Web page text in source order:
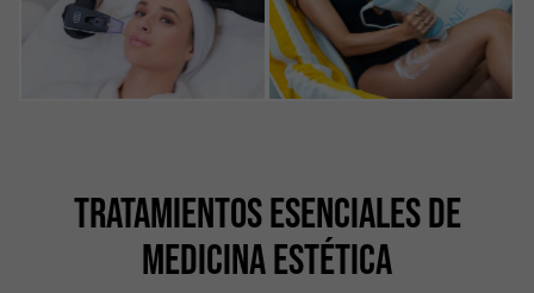
TRATAMIENTOS ESENCIALES DE
MEDICINA ESTÉTICA